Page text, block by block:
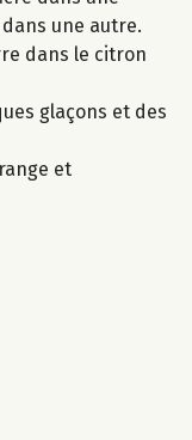
une autre.
dans le citron
glaçons et des
et